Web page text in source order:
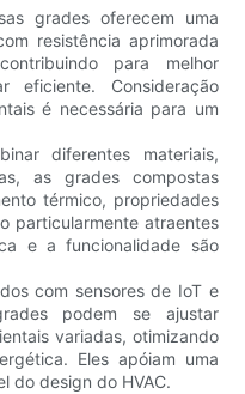
grades oferecem uma
resistência aprimorada
para melhor
Consideração
é necessária para um
diferentes materiais,
as grades compostas
térmico, propriedades
particularmente atraentes
e a funcionalidade são
com sensores de IoT e
podem se ajustar
variadas, otimizando
Eles apóiam uma
do design do HVAC.